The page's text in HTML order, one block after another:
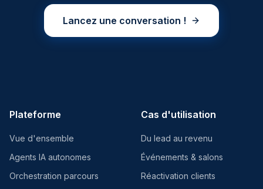
Lancez une conversation !
Plateforme
Vue d'ensemble
Agents IA autonomes
Orchestration parcours
Cas d'utilisation
Du lead au revenu
Événements & salons
Réactivation clients